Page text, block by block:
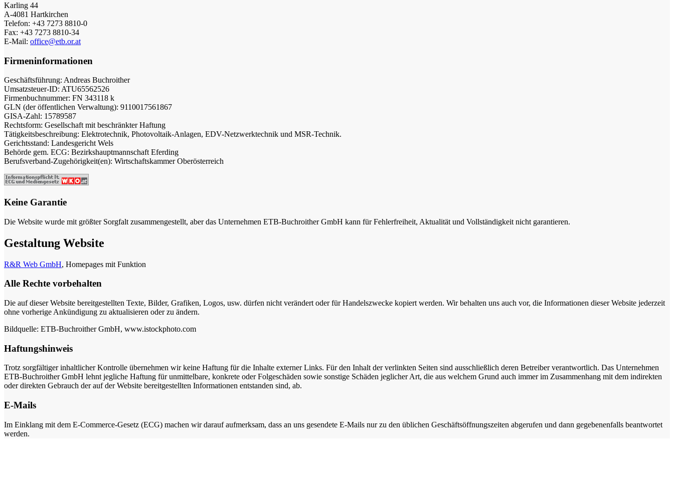
Karling 44
A-4081 Hartkirchen
Telefon: +43 7273 8810-0
Fax: +43 7273 8810-34
E-Mail: office@etb.or.at
Firmeninformationen
Geschäftsführung: Andreas Buchroither
Umsatzsteuer-ID: ATU65562526
Firmenbuchnummer: FN 343118 k
GLN (der öffentlichen Verwaltung): 9110017561867
GISA-Zahl: 15789587
Rechtsform: Gesellschaft mit beschränkter Haftung
Tätigkeitsbeschreibung: Elektrotechnik, Photovoltaik-Anlagen, EDV-Netzwerktechnik und MSR-Technik.
Gerichtsstand: Landesgericht Wels
Behörde gem. ECG: Bezirkshauptmannschaft Eferding
Berufsverband-Zugehörigkeit(en): Wirtschaftskammer Oberösterreich
Keine Garantie
Die Website wurde mit größter Sorgfalt zusammengestellt, aber das Unternehmen ETB-Buchroither GmbH kann für Fehlerfreiheit, Aktualität und Vollständigkeit nicht garantieren.
Gestaltung Website
R&R Web GmbH, Homepages mit Funktion
Alle Rechte vorbehalten
Die auf dieser Website bereitgestellten Texte, Bilder, Grafiken, Logos, usw. dürfen nicht verändert oder für Handelszwecke kopiert werden. Wir behalten uns auch vor, die Informationen dieser Website jederzeit
ohne vorherige Ankündigung zu aktualisieren oder zu ändern.
Bildquelle: ETB-Buchroither GmbH, www.istockphoto.com
Haftungshinweis
Trotz sorgfältiger inhaltlicher Kontrolle übernehmen wir keine Haftung für die Inhalte externer Links. Für den Inhalt der verlinkten Seiten sind ausschließlich deren Betreiber verantwortlich. Das Unternehmen
ETB-Buchroither GmbH lehnt jegliche Haftung für unmittelbare, konkrete oder Folgeschäden sowie sonstige Schäden jeglicher Art, die aus welchem Grund auch immer im Zusammenhang mit dem indirekten
oder direkten Gebrauch der auf der Website bereitgestellten Informationen entstanden sind, ab.
E-Mails
Im Einklang mit dem E-Commerce-Gesetz (ECG) machen wir darauf aufmerksam, dass an uns gesendete E-Mails nur zu den üblichen Geschäftsöffnungszeiten abgerufen und dann gegebenenfalls beantwortet
werden.